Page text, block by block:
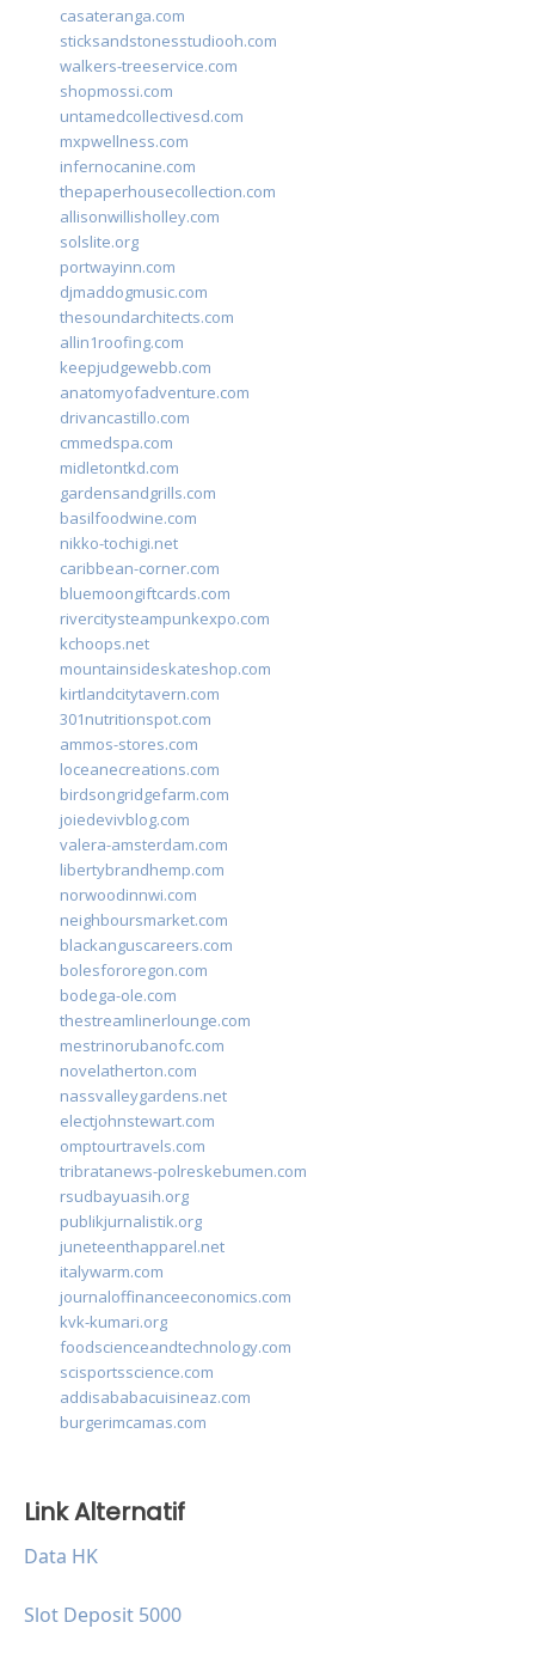
casateranga.com
sticksandstonesstudiooh.com
walkers-treeservice.com
shopmossi.com
untamedcollectivesd.com
mxpwellness.com
infernocanine.com
thepaperhousecollection.com
allisonwillisholley.com
solslite.org
portwayinn.com
djmaddogmusic.com
thesoundarchitects.com
allin1roofing.com
keepjudgewebb.com
anatomyofadventure.com
drivancastillo.com
cmmedspa.com
midletontkd.com
gardensandgrills.com
basilfoodwine.com
nikko-tochigi.net
caribbean-corner.com
bluemoongiftcards.com
rivercitysteampunkexpo.com
kchoops.net
mountainsideskateshop.com
kirtlandcitytavern.com
301nutritionspot.com
ammos-stores.com
loceanecreations.com
birdsongridgefarm.com
joiedevivblog.com
valera-amsterdam.com
libertybrandhemp.com
norwoodinnwi.com
neighboursmarket.com
blackanguscareers.com
bolesfororegon.com
bodega-ole.com
thestreamlinerlounge.com
mestrinorubanofc.com
novelatherton.com
nassvalleygardens.net
electjohnstewart.com
omptourtravels.com
tribratanews-polreskebumen.com
rsudbayuasih.org
publikjurnalistik.org
juneteenthapparel.net
italywarm.com
journaloffinanceeconomics.com
kvk-kumari.org
foodscienceandtechnology.com
scisportsscience.com
addisababacuisineaz.com
burgerimcamas.com
Link Alternatif
Data HK
Slot Deposit 5000